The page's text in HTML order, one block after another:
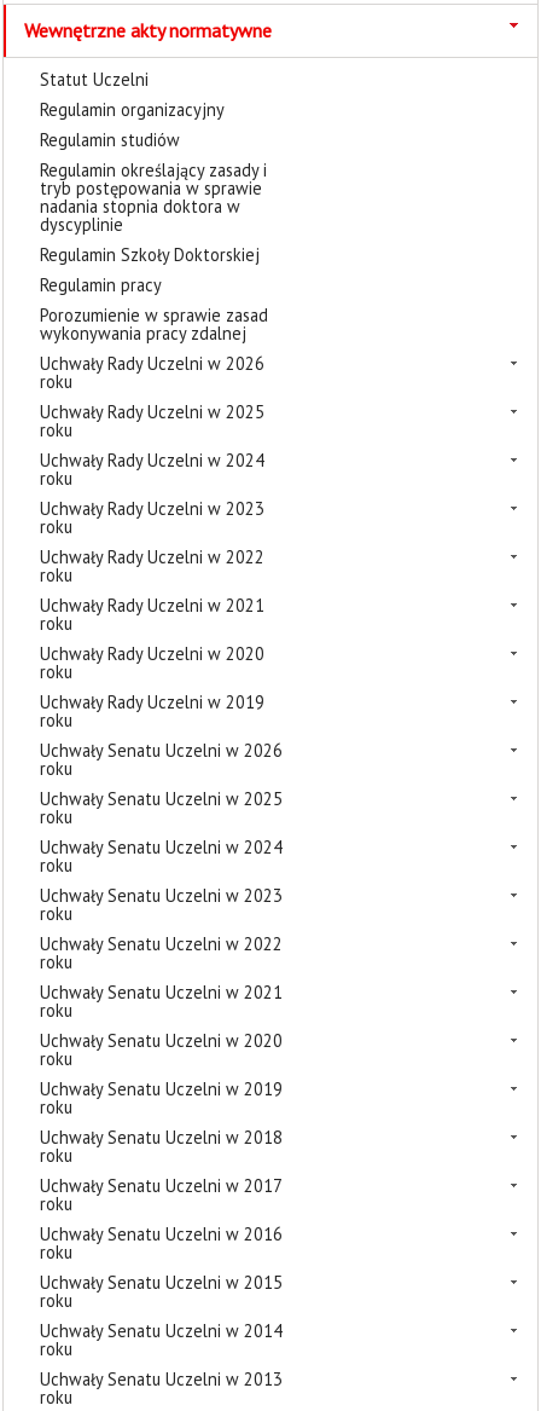
Wewnętrzne akty normatywne
Statut Uczelni
Regulamin organizacyjny
Regulamin studiów
Regulamin określający zasady i
tryb postępowania w sprawie
nadania stopnia doktora w
dyscyplinie
Regulamin Szkoły Doktorskiej
Regulamin pracy
Porozumienie w sprawie zasad
wykonywania pracy zdalnej
Uchwały Rady Uczelni w 2026
roku
Uchwały Rady Uczelni w 2025
roku
Uchwały Rady Uczelni w 2024
roku
Uchwały Rady Uczelni w 2023
roku
Uchwały Rady Uczelni w 2022
roku
Uchwały Rady Uczelni w 2021
roku
Uchwały Rady Uczelni w 2020
roku
Uchwały Rady Uczelni w 2019
roku
Uchwały Senatu Uczelni w 2026
roku
Uchwały Senatu Uczelni w 2025
roku
Uchwały Senatu Uczelni w 2024
roku
Uchwały Senatu Uczelni w 2023
roku
Uchwały Senatu Uczelni w 2022
roku
Uchwały Senatu Uczelni w 2021
roku
Uchwały Senatu Uczelni w 2020
roku
Uchwały Senatu Uczelni w 2019
roku
Uchwały Senatu Uczelni w 2018
roku
Uchwały Senatu Uczelni w 2017
roku
Uchwały Senatu Uczelni w 2016
roku
Uchwały Senatu Uczelni w 2015
roku
Uchwały Senatu Uczelni w 2014
roku
Uchwały Senatu Uczelni w 2013
roku